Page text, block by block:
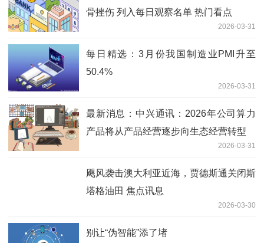
骨挫伤 列入每日观察名单 热门看点
2026-03-31
每日精选：3月份我国制造业PMI升至
50.4%
2026-03-31
最新消息：中兴通讯：2026年公司算力
产品将从产品经营逐步向生态经营转型
2026-03-31
飓风袭击澳大利亚近海，贾德斯通关闭斯
塔格油田 焦点讯息
2026-03-30
别让“伪智能”添了堵